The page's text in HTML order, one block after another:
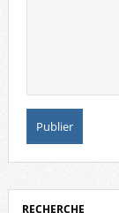
RECHERCHE